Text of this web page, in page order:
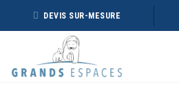
Panneau de gestion des cookies
DEVIS SUR-MESURE